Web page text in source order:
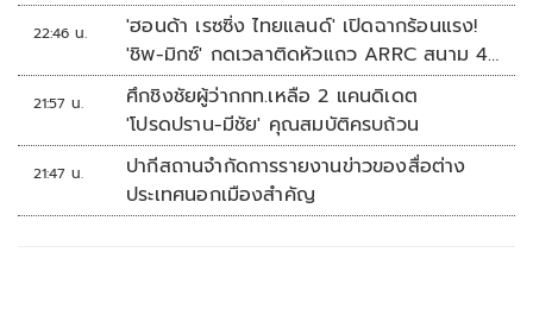
22:46 น.
'ฮอนด้า เรซซิ่ง ไทยแลนด์' เปิดฉากร้อนแรง!
'ชิพ-มิกซ์' กดเวลาติดหัวแถว ARRC สนาม 4
ที่มัลดาลิกา
21:57 น.
ศึกชิงชัยผู้ว่ากกท.เหลือ 2 แคนดิเดต
'โปรดปราน-มีชัย' คุณสมบัติครบถ้วน
21:47 น.
ปากีสถานจำกัดการรายงานข่าวของสื่อต่าง
ประเทศนอกเมืองสำคัญ